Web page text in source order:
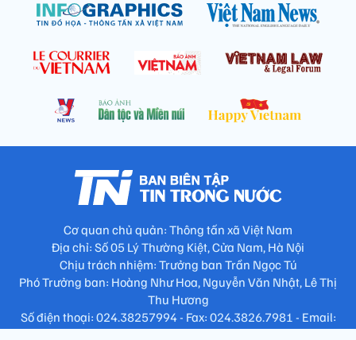
Cơ quan chủ quản: Thông tấn xã Việt Nam
Địa chỉ: Số 05 Lý Thường Kiệt, Cửa Nam, Hà Nội
Chịu trách nhiệm: Trưởng ban Trần Ngọc Tú
Phó Trưởng ban: Hoàng Như Hoa, Nguyễn Văn Nhật, Lê Thị
Thu Hương
Số điện thoại: 024.38257994 - Fax: 024.3826.7981 - Email: